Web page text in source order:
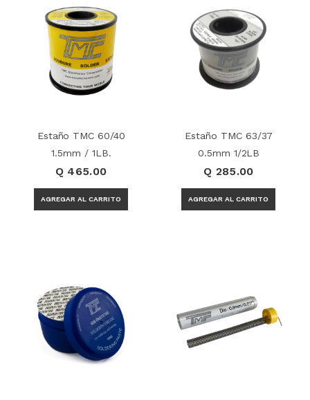
Estaño TMC 60/40
1.5mm / 1LB.
Q 465.00
Estaño TMC 63/37
0.5mm 1/2LB
Q 285.00